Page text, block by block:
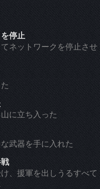
停止
ネットワークを停止させ
に立ち入った
武器を手に入れた
、援軍を出しうるすべて